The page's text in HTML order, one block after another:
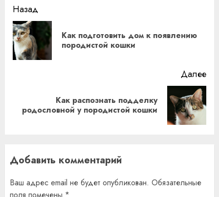
Продолжить
чтение
Назад
Как подготовить дом к появлению
породистой кошки
Далее
Следующая
запись:
Как распознать подделку
родословной у породистой кошки
Добавить комментарий
Ваш адрес email не будет опубликован. Обязательные
поля помечены *